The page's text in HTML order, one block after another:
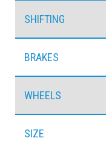
SHIFTING
BRAKES
WHEELS
SIZE